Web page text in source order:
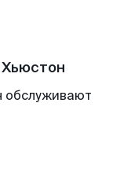
обслуживают